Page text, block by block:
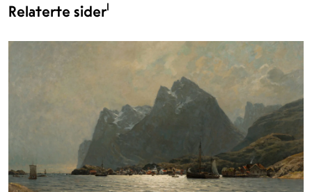
Relaterte sider1